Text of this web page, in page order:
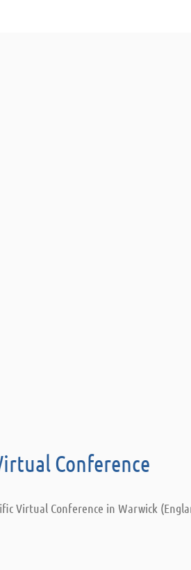
Conference
Virtual Conference in Warwick